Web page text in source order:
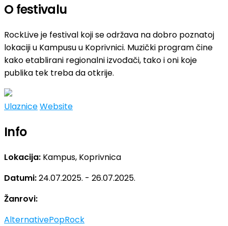
O festivalu
RockLive je festival koji se održava na dobro poznatoj
lokaciji u Kampusu u Koprivnici. Muzički program čine
kako etablirani regionalni izvođači, tako i oni koje
publika tek treba da otkrije.
UlazniceWebsite
Info
Lokacija: Kampus, Koprivnica
Datumi:24.07.2025. - 26.07.2025.
Žanrovi:
AlternativePopRock